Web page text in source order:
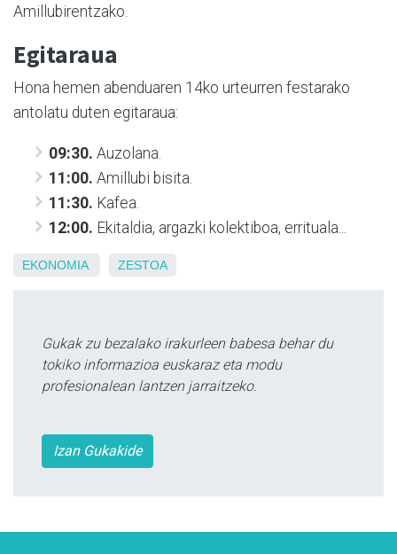
Amillubirentzako.
Egitaraua
Hona hemen abenduaren 14ko urteurren festarako
antolatu duten egitaraua:
09:30. Auzolana.
11:00. Amillubi bisita.
11:30. Kafea.
12:00. Ekitaldia, argazki kolektiboa, errituala...
EKONOMIA ZESTOA
Gukak zu bezalako irakurleen babesa behar du
tokiko informazioa euskaraz eta modu
profesionalean lantzen jarraitzeko.
Izan Gukakide